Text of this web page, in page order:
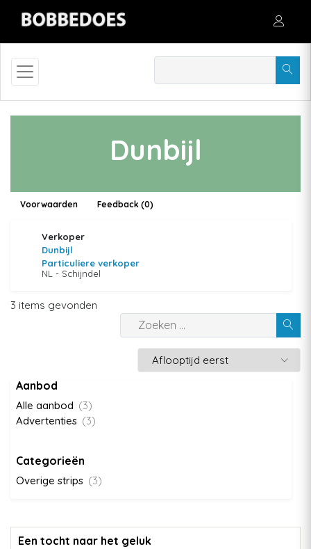
Dunbijl
Voorwaarden Feedback (0)
Verkoper
Dunbijl
Particuliere verkoper
NL - Schijndel
3 items gevonden
Aanbod
Alle aanbod (3)
Advertenties (3)
Categorieën
Overige strips (3)
Een tocht naar het geluk